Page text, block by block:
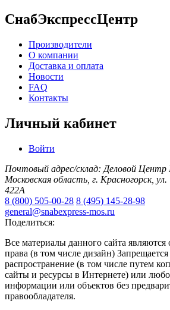
СнабЭкспрессЦентр
Производители
О компании
Доставка и оплата
Новости
FAQ
Контакты
Личный кабинет
Войти
Почтовый адрес/склад: Деловой Центр
Московская область, г. Красногорск,
422А
8 (800) 505-00-28 8 (495) 145-28-98
general@snabexpress-mos.ru
Поделиться:
Все материалы данного сайта являются
права (в том числе дизайн)
распространение (в том числе путем
сайты и ресурсы в Интернете) или
информации или объектов без
правообладателя.